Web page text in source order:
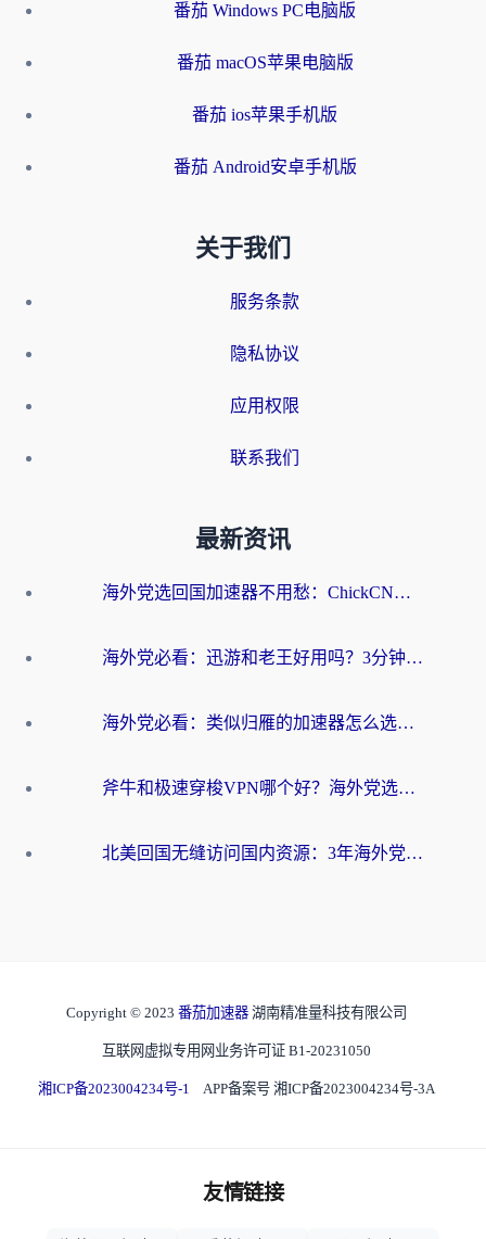
番茄 Windows PC电脑版
番茄 macOS苹果电脑版
番茄 ios苹果手机版
番茄 Android安卓手机版
关于我们
服务条款
隐私协议
应用权限
联系我们
最新资讯
海外党选回国加速器不用愁：ChickCN和洞见哪个好？一篇搞定所有疑问
海外党必看：迅游和老王好用吗？3分钟选对加速国内网络的加速器
海外党必看：类似归雁的加速器怎么选？一篇搞定无缝访问国内资源
斧牛和极速穿梭VPN哪个好？海外党选回国加速器必看的真实对比与避坑指南
北美回国无缝访问国内资源：3年海外党亲测的加速器选择指南
Copyright © 2023 番茄加速器 湖南精准量科技有限公司
互联网虚拟专用网业务许可证 B1-20231050
湘ICP备2023004234号-1 APP备案号 湘ICP备2023004234号-3A
友情链接